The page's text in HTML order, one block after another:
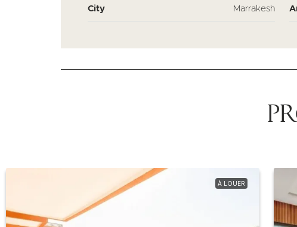
City Marrakesh
À LOUER